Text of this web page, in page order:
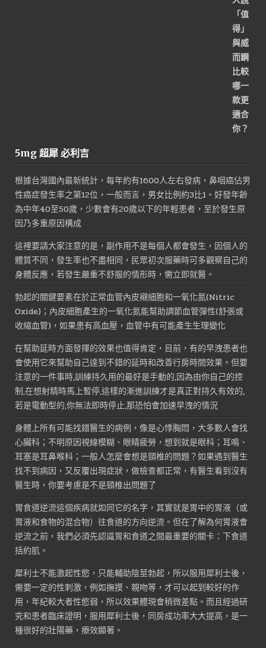
5mg 超犀 必利吉
根據台灣國內最新統計，每年約有1600人左右發病，鼻咽癌佔男
性癌症發生率之第12位，一般而言，男女比例約3比1。好發年齡
為中年40至50歲，少數會有20歲以下的年輕患者，至於發生原
因乃多重原因構成
這裡要請大家注意的是，副作用不是每個人都會發生，因個人的
體質不同，發生率也不盡相同，民眾初次服藥時可多觀察自己的
身體反應，若發生嚴重不舒服的情形時，需立即就醫。
勃起的關鍵要素在於正常血管內皮襯細胞和一氧化氮(Nitric
Oxide)；內皮細胞產生的一氧化氮能幫助調節血管彈性(舒張或
收縮血管)，如果患有高血壓，血管中有可能產生生理變化
在幫助延時方面發揮的效果也值得肯定，目前，有的早洩患者也
會使用它來幫助自己達到不錯的延時和改善行房時間效果。但要
注意的一件事時,訓練持久用的最好是手動的,因為由你自己的控
制,在想射精時馬上暫停,這樣的漸進訓練才是真正對持久有效的,
若是電動型的,你無法即時停止,那恐怕會加速早洩的情況
身體上所有可能找錯醫生的病例，像是心悸胸悶，大多數人會找
心臟科；不明原因視線模糊、眼睛疲勞，想到就是眼科；耳鳴、
耳塞是耳鼻喉科；一般人怎麼會想是頸椎的問題？如果遇到醫生
找不到病因，又反覆出現症狀，做檢查都正常，有醫生看到沒有
醫生時，你要考慮是不是頸椎出問題了
胃食道逆流這個疾病就如同它的名字，其實就是胃中的胃液（或
胃液和食物的混合物）往食道的方向逆流。但在了解為何胃液會
逆流之前，我們必須先認識胃和食道之間最重要的關卡：下食道
括約肌。
犀利士不能激起性慾，只能輔助陰莖勃起，所以服用犀利士後，
需要一定的性刺激，例如撫摸、親吻等，才可以起到較好的作
用，年紀較大者性慾弱，所以效果體現會稍微差點。而且經過研
究和患者臨床證明，服用犀利士後，同房成功率大大提高，是一
種很好的壯陽藥，療效顯著。